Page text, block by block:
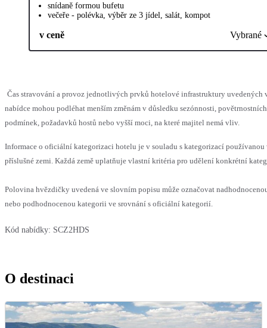
snídaně formou bufetu
večeře - polévka, výběr ze 3 jídel, salát, kompot
v ceně Vybrané
Čas stravování a provoz jednotlivých prvků hotelové infrastruktury uvedených
nabídce mohou podléhat menším změnám v důsledku sezónnosti, povětrnostních
podmínek, požadavků hostů nebo vyšší moci, na které majitel nemá vliv.
Informace o oficiální kategorizaci hotelu je v souladu s kategorizací používanou
příslušné zemi. Každá země uplatňuje vlastní kritéria pro udělení konkrétní
Polovina hvězdičky uvedená ve slovním popisu může označovat
nebo podhodnocenou kategorii ve srovnání s oficiální kategorií.
Kód nabídky: SCZ2HDS
O destinaci